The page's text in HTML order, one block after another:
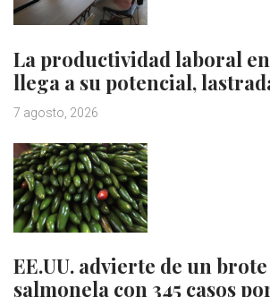
La productividad laboral
llega a su potencial,
7 agosto, 2026
EE.UU. advierte de un
salmonela con 345 casos